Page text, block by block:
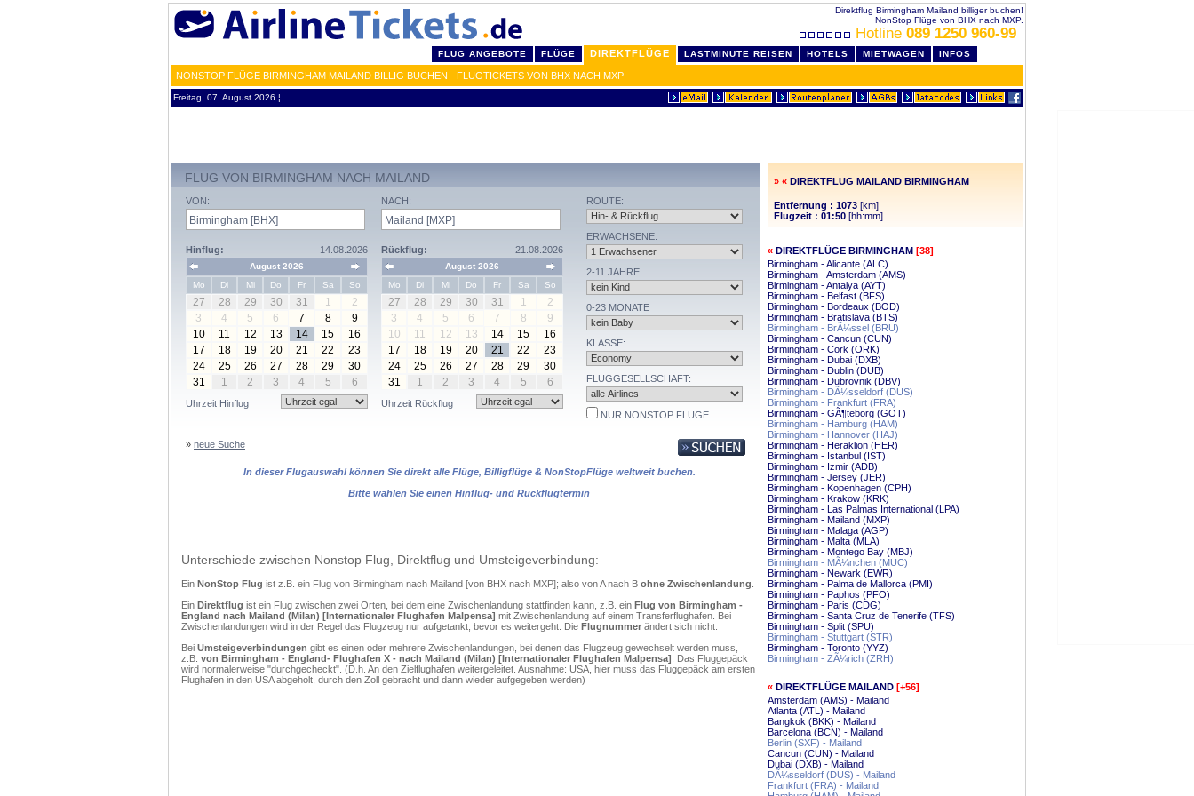
Direktflug Birmingham Mailand billiger buchen!
NonStop Flüge von BHX nach MXP.
Hotline 089 1250 960-99
FLUG ANGEBOTE FLÜGE DIREKTFLÜGE LASTMINUTE REISEN HOTELS MIETWAGEN INFOS
NONSTOP FLÜGE BIRMINGHAM MAILAND BILLIG BUCHEN - FLUGTICKETS VON BHX NACH MXP
Freitag, 07. August 2026 ¦
FLUG VON BIRMINGHAM NACH MAILAND
VON:
Hinflug: 14.08.2026
August 2026
Mo
Di Mi Do Fr Sa So
27 28 29 30 31 1
2
3
4 5 6 7 8
9
10
11 12 13 14 15
16
17
18 19 20 21 22
23
24
25 26 27 28 29
30
31
1 2 3 4 5 6
Uhrzeit Hinflug
NACH:
Rückflug: 21.08.2026
August 2026
Mo
Di Mi Do Fr Sa So
27 28 29 30 31 1
2
3
4 5 6 7 8
9
10
11 12 13 14 15
16
17
18 19 20 21 22
23
24
25 26 27 28 29
30
31
1 2 3 4 5 6
Uhrzeit Rückflug
ROUTE:
ERWACHSENE:
2-11 JAHRE
0-23 MONATE
KLASSE:
FLUGGESELLSCHAFT:
NUR NONSTOP FLÜGE
» neue Suche
In dieser Flugauswahl können Sie direkt alle Flüge, Billigflüge & NonStopFlüge weltweit buchen.
Bitte wählen Sie einen Hinflug- und Rückflugtermin
Unterschiede zwischen Nonstop Flug, Direktflug und Umsteigeverbindung:
Ein NonStop Flug ist z.B. ein Flug von Birmingham nach Mailand [von BHX nach MXP]; also von A nach B ohne Zwischenlandung
Ein Direktflug ist ein Flug zwischen zwei Orten, bei dem eine Zwischenlandung stattfinden kann, z.B. ein Flug von Birmingham -
England nach Mailand (Milan) [Internationaler Flughafen Malpensa] mit Zwischenlandung auf einem Transferflughafen. Bei
Zwischenlandungen wird in der Regel das Flugzeug nur aufgetankt, bevor es weitergeht. Die Flugnummer ändert sich nicht.
Bei Umsteigeverbindungen gibt es einen oder mehrere Zwischenlandungen, bei denen das Flugzeug gewechselt werden muss,
z.B. von Birmingham - England- Flughafen X - nach Mailand (Milan) [Internationaler Flughafen Malpensa] . Das Fluggepäck
wird normalerweise "durchgecheckt". (D.h. An den Zielflughafen weitergeleitet. Ausnahme: USA, hier muss das Fluggepäck am ersten
Flughafen in den USA abgeholt, durch den Zoll gebracht und dann wieder aufgegeben werden)
» « DIREKTFLUG MAILAND BIRMINGHAM
Entfernung : 1073 [km]
Flugzeit : 01:50 [hh:mm]
« DIREKTFLÜGE BIRMINGHAM [38]
Birmingham - Alicante (ALC)
Birmingham - Amsterdam (AMS)
Birmingham - Antalya (AYT)
Birmingham - Belfast (BFS)
Birmingham - Bordeaux (BOD)
Birmingham - Bratislava (BTS)
Birmingham - BrÃ¼ssel (BRU)
Birmingham - Cancun (CUN)
Birmingham - Cork (ORK)
Birmingham - Dubai (DXB)
Birmingham - Dublin (DUB)
Birmingham - Dubrovnik (DBV)
Birmingham - DÃ¼sseldorf (DUS)
Birmingham - Frankfurt (FRA)
Birmingham - GÃ¶teborg (GOT)
Birmingham - Hamburg (HAM)
Birmingham - Hannover (HAJ)
Birmingham - Heraklion (HER)
Birmingham - Istanbul (IST)
Birmingham - Izmir (ADB)
Birmingham - Jersey (JER)
Birmingham - Kopenhagen (CPH)
Birmingham - Krakow (KRK)
Birmingham - Las Palmas International (LPA)
Birmingham - Mailand (MXP)
Birmingham - Malaga (AGP)
Birmingham - Malta (MLA)
Birmingham - Montego Bay (MBJ)
Birmingham - MÃ¼nchen (MUC)
Birmingham - Newark (EWR)
Birmingham - Palma de Mallorca (PMI)
Birmingham - Paphos (PFO)
Birmingham - Paris (CDG)
Birmingham - Santa Cruz de Tenerife (TFS)
Birmingham - Split (SPU)
Birmingham - Stuttgart (STR)
Birmingham - Toronto (YYZ)
Birmingham - ZÃ¼rich (ZRH)
« DIREKTFLÜGE MAILAND [+56]
Amsterdam (AMS) - Mailand
Atlanta (ATL) - Mailand
Bangkok (BKK) - Mailand
Barcelona (BCN) - Mailand
Berlin (SXF) - Mailand
Cancun (CUN) - Mailand
Dubai (DXB) - Mailand
DÃ¼sseldorf (DUS) - Mailand
Frankfurt (FRA) - Mailand